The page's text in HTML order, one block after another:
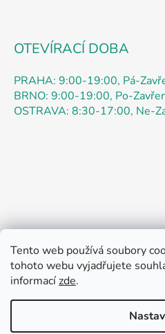
Tento web používá soubory
tohoto webu vyjadřujete
informacízde.
Rádi bychom vás informovali:
% je určena výhradně pro
OTEVÍRACÍ DOBA
PRAHA: 9:00-19:00, Pá-
BRNO: 9:00-19:00, Po-
OSTRAVA: 8:30-17:00, Ne-
Obchodní podmínky
Kontakty
Pokyny k objednávce
Práce